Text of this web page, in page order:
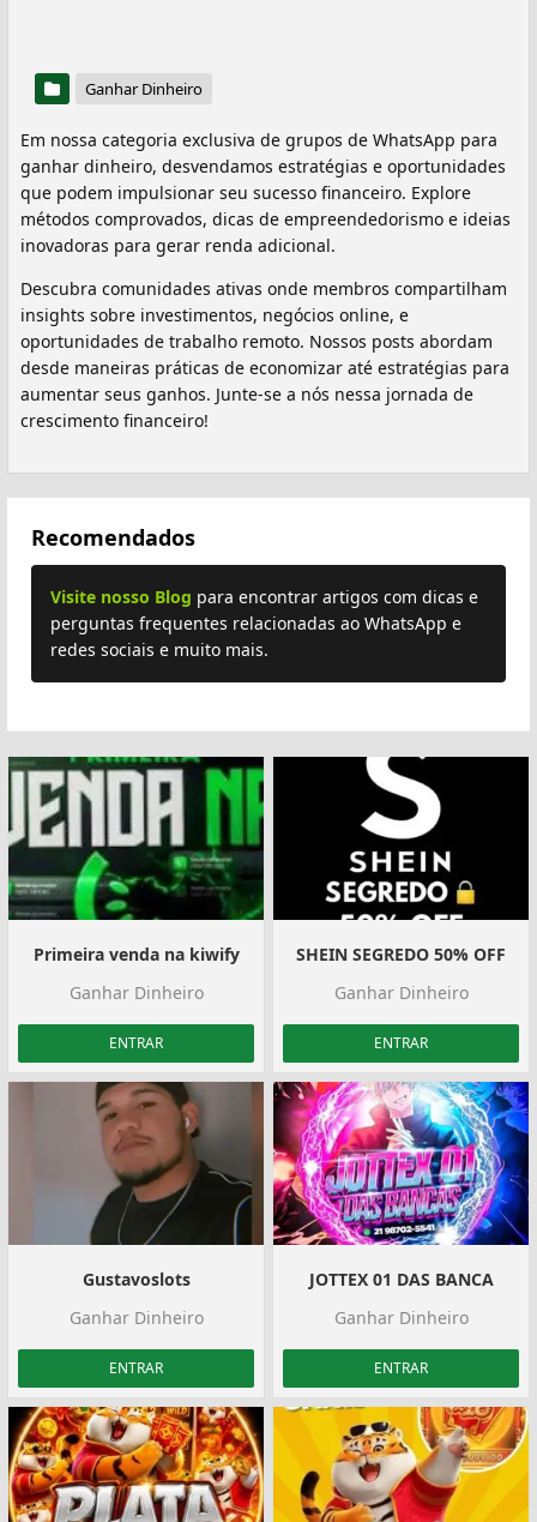
Ganhar Dinheiro
Em nossa categoria exclusiva de grupos de WhatsApp para
ganhar dinheiro, desvendamos estratégias e oportunidades
que podem impulsionar seu sucesso financeiro. Explore
métodos comprovados, dicas de empreendedorismo e ideias
inovadoras para gerar renda adicional.
Descubra comunidades ativas onde membros compartilham
insights sobre investimentos, negócios online, e
oportunidades de trabalho remoto. Nossos posts abordam
desde maneiras práticas de economizar até estratégias para
aumentar seus ganhos. Junte-se a nós nessa jornada de
crescimento financeiro!
Recomendados
Visite nosso Blog para encontrar artigos com dicas e
perguntas frequentes relacionadas ao WhatsApp e
redes sociais e muito mais.
Primeira venda na kiwify
Ganhar Dinheiro
ENTRAR
SHEIN SEGREDO 50% OFF
Ganhar Dinheiro
ENTRAR
Gustavoslots
Ganhar Dinheiro
ENTRAR
JOTTEX 01 DAS BANCA
Ganhar Dinheiro
ENTRAR